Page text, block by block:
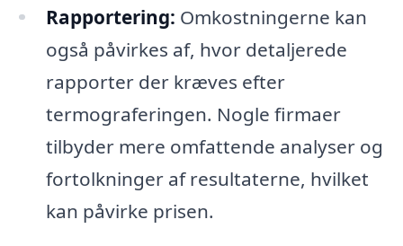
Rapportering: Omkostningerne kan
også påvirkes af, hvor detaljerede
rapporter der kræves efter
termograferingen. Nogle firmaer
tilbyder mere omfattende analyser og
fortolkninger af resultaterne, hvilket
kan påvirke prisen.